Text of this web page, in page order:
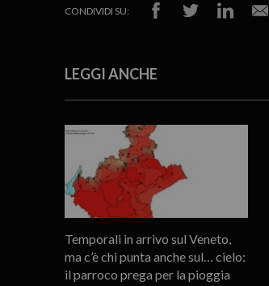
CONDIVIDI SU:
LEGGI ANCHE
Temporali in arrivo sul Veneto,
ma c’è chi punta anche sul… cielo:
il parroco prega per la pioggia